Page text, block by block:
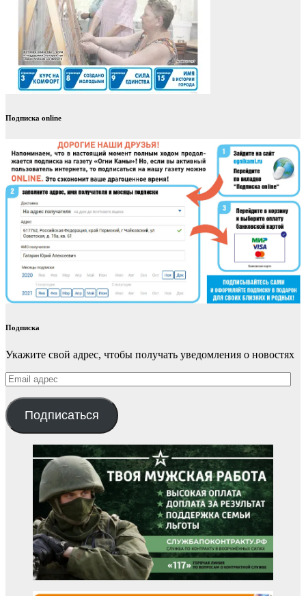
Подписка online
Подписка
Укажите свой адрес, чтобы получать уведомления о новостях
Email
адрес
Подписаться